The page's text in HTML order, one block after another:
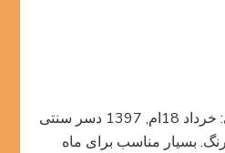
تاریخ آخرین به روز رسانی: خرداد 18ام, 1397 دسر سنتی
بسیار مناسب برای ماه